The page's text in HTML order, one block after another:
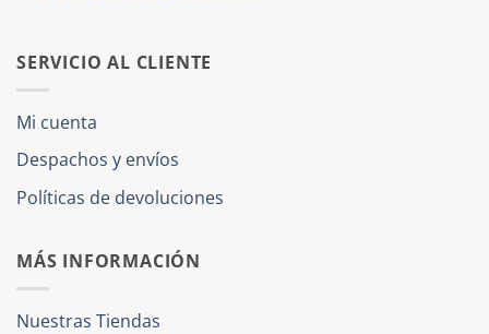
SERVICIO AL CLIENTE
Mi cuenta
Despachos y envíos
Políticas de devoluciones
MÁS INFORMACIÓN
Nuestras Tiendas